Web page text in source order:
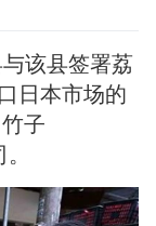
该县签署荔
日本市场的
子